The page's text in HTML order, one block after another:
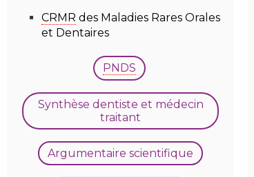
CRMR des Maladies Rares Orales
et Dentaires
PNDS
Synthèse dentiste et médecin
traitant
Argumentaire scientifique